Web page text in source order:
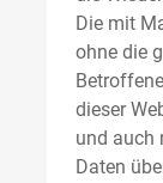
Die mit
ohne die
dieser
und auch
Daten